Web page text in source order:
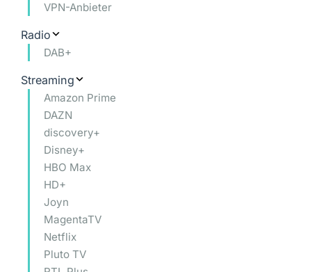
VPN-Anbieter
Radio
DAB+
Streaming
Amazon Prime
DAZN
discovery+
Disney+
HBO Max
HD+
Joyn
MagentaTV
Netflix
Pluto TV